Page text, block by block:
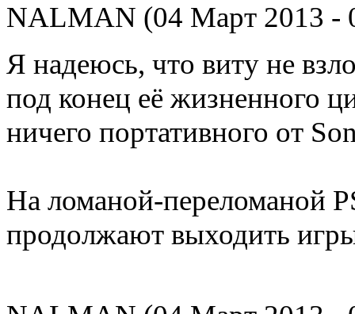
NALMAN (04 Март 2013 -
Я надеюсь, что виту не
под конец её жизненного
ничего портативного от
На ломаной-переломаной
продолжают выходить